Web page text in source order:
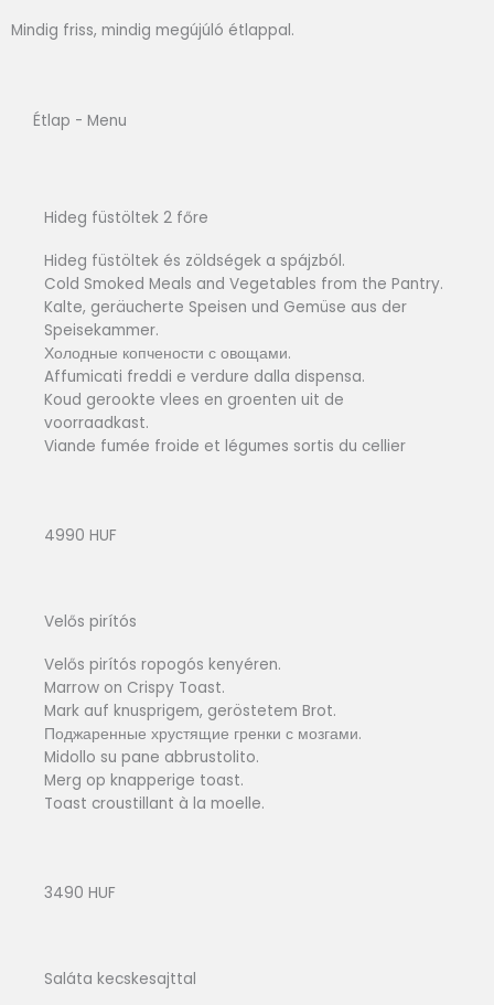
Mindig friss, mindig megújúló étlappal.
Étlap - Menu
Hideg füstöltek 2 főre
Hideg füstöltek és zöldségek a spájzból.
Cold Smoked Meals and Vegetables from the Pantry.
Kalte, geräucherte Speisen und Gemüse aus der
Speisekammer.
Холодные копчености с овощами.
Affumicati freddi e verdure dalla dispensa.
Koud gerookte vlees en groenten uit de
voorraadkast.
Viande fumée froide et légumes sortis du cellier
4990 HUF
Velős pirítós
Velős pirítós ropogós kenyéren.
Marrow on Crispy Toast.
Mark auf knusprigem, geröstetem Brot.
Поджаренные хрустящие гренки с мозгами.
Midollo su pane abbrustolito.
Merg op knapperige toast.
Toast croustillant à la moelle.
3490 HUF
Saláta kecskesajttal